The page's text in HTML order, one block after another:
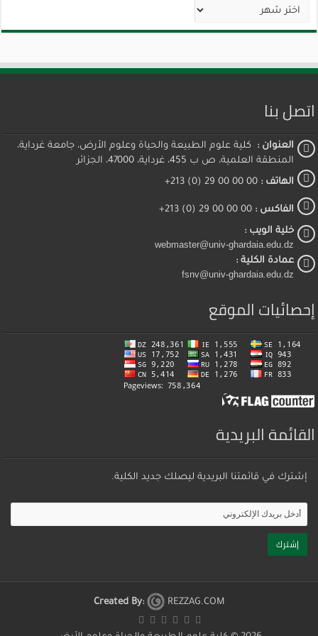
الأرشيف
اتصل بنا
العنوان : كلية علوم الطبيعة والحياة وعلوم الأرض، جامعة غرداية،
المنطقة العلمية، ص ب 455، غرداية، 47000، الجزائر
الهاتف : 00 00 00 29 (0) 213+
الفاكس : 00 00 00 29 (0) 213+
خلية الويب :
webmaster@univ-ghardaia.edu.dz
عمادة الكلية :
fsnv@univ-ghardaia.edu.dz
إحصائيات الموقع
القائمة البريدية
إشترك في قائمتنا البريدية ليصلك جديد الكلية.
Created By: REZZAG.COM